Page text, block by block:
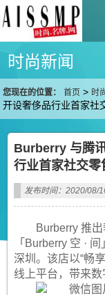
时尚新闻
您现在的位置： 首页 > 时
开设奢侈品行业首家社
Burberry 与腾
行业首家社交零
发布时间：2020/08/
Burberry 推
「Burberry 空 ·
深圳。该店以“畅
线上平台，带来数